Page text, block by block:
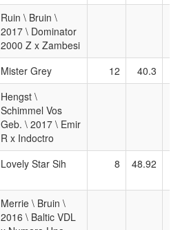
Ruin \ Bruin \
2017 \ Dominator
2000 Z x Zambesi
Mister Grey 12
40.3
Hengst \
Schimmel Vos
Geb. \ 2017 \ Emir
R x Indoctro
Lovely Star Sih 8 48.92
Merrie \ Bruin \
2016 \ Baltic VDL